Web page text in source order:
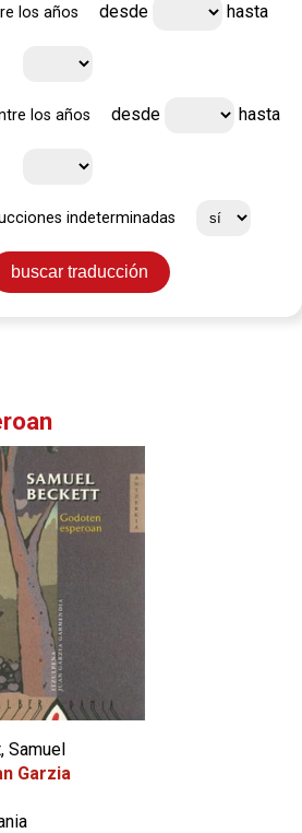
los años desde hasta
los años desde hasta
indeterminadas
Samuel
Garzia